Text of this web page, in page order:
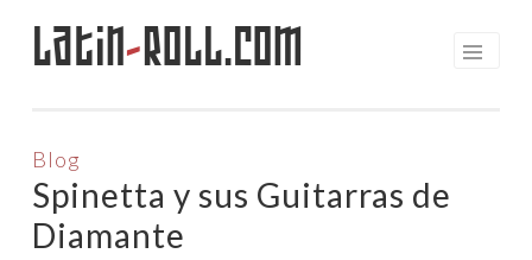
Saltar
Latin-Roll.com
Blog
Spinetta y sus Guitarras de
Diamante